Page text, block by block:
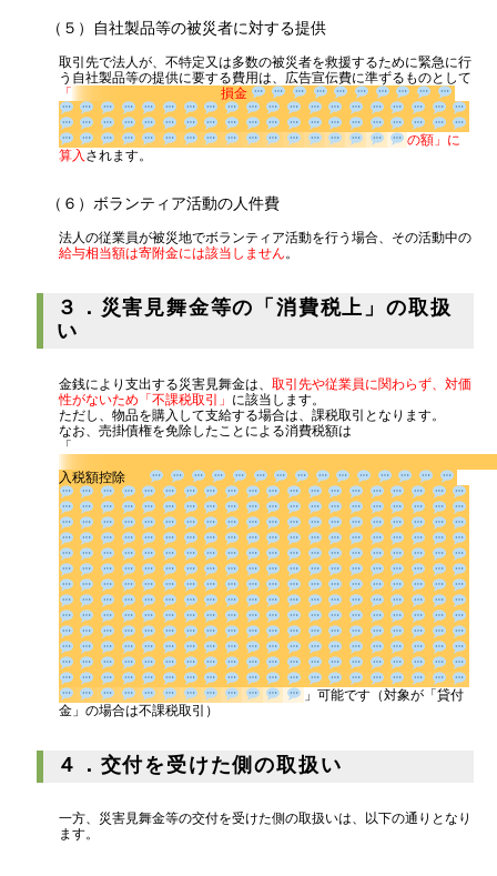
（５）自社製品等の被災者に対する提供
取引先で法人が、不特定又は多数の被災者を救援するために緊急に行
う自社製品等の提供に要する費用は、広告宣伝費に準ずるものとして
「
損金
の額」
に算入されます。
（６）ボランティア活動の人件費
法人の従業員が被災地でボランティア活動を行う場合、その活動中の
給与相当額は寄附金には該当しません 。
３．災害見舞金等の「消費税上」の取扱
い
金銭により支出する災害見舞金は、 取引先や従業員に関わらず、対価
性がないため「不課税取引」 に該当します。
ただし、物品を購入して支給する場合は、課税取引となります。
なお、売掛債権を免除したことによる消費税額は
「
入税額控除
」可能
です（対象が「貸付金」の場合は不課税取引）
４．交付を受けた側の取扱い
一方、災害見舞金等の交付を受けた側の取扱いは、以下の通りとなり
ます。